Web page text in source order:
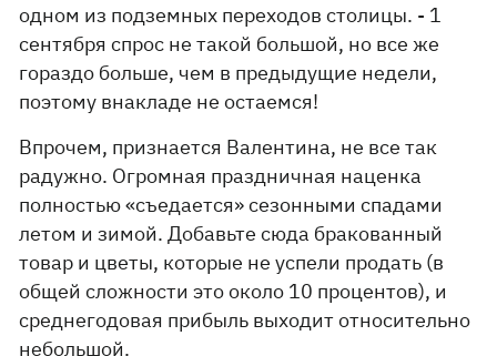
одном из подземных переходов столицы. - 1
сентября спрос не такой большой, но все же
гораздо больше, чем в предыдущие недели,
поэтому внакладе не остаемся!
Впрочем, признается Валентина, не все так
радужно. Огромная праздничная наценка
полностью «съедается» сезонными спадами
летом и зимой. Добавьте сюда бракованный
товар и цветы, которые не успели продать (в
общей сложности это около 10 процентов), и
среднегодовая прибыль выходит относительно
небольшой.